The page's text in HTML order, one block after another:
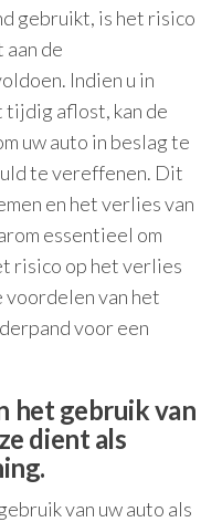
gebruikt, is het risico
de
Indien u in
aflost, kan de
uw auto in beslag te
te vereffenen. Dit
en het verlies van
essentieel om
risico op het verlies
voordelen van het
voor een
het gebruik van
dient als
van uw auto als